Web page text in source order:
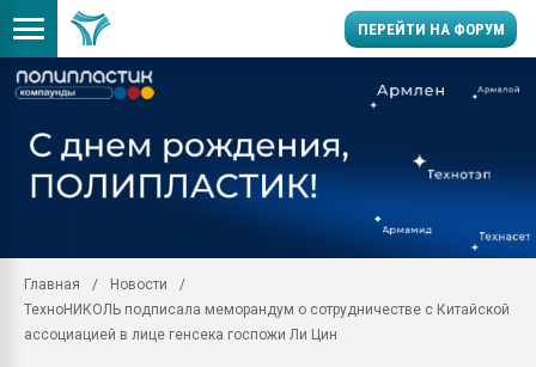
ПЕРЕЙТИ НА ФОРУМ
пластмасс
ситуацией на
Главная
Новости
ТехноНИКОЛЬ подписала меморандум о сотрудничестве с Китайской
ассоциацией в лице генсека госпожи Ли Цин